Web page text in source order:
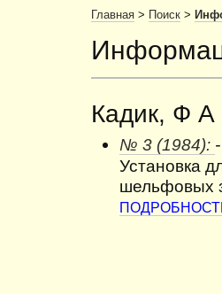
Главная > Поиск >
Кадик, Ф А
№ 3 (1984):
Установка
шельфовых